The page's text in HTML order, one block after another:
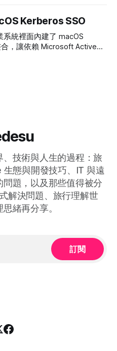
為例，需要把 Object ID 填
SSO Provider 的話，最好可
Chrome 外掛去看一下自己
Kerberos SSO
統裡面內建了 macOS
，讓依賴 Microsoft Active
才能啟用，沒辦法透過 UI
技術與人生的過程：旅
態與開發技巧、IT 與遠
題，以及那些值得被分
解決問題、旅行理解世
緒再分享。
訂閱